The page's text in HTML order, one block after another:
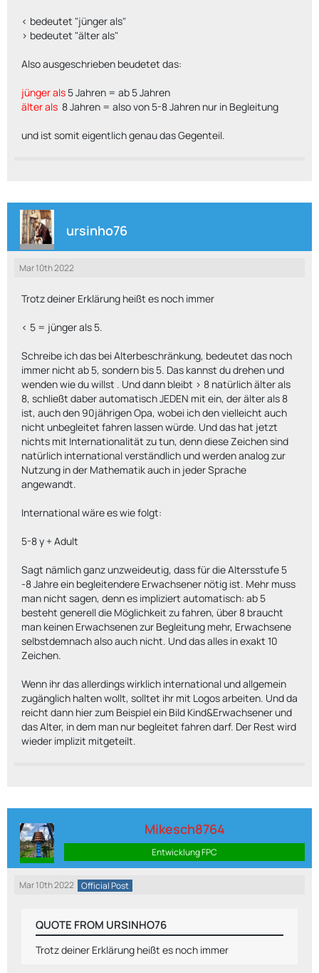
< bedeutet "jünger als"
> bedeutet "älter als"
Also ausgeschrieben beudetet das:
jünger als 5 Jahren = ab 5 Jahren
älter als 8 Jahren = also von 5-8 Jahren nur in Begleitung
und ist somit eigentlich genau das Gegenteil.
ursinho76
Mar 10th 2022
Trotz deiner Erklärung heißt es noch immer
< 5 = jünger als 5.
Schreibe ich das bei Alterbeschränkung, bedeutet das noch
immer nicht ab 5, sondern bis 5. Das kannst du drehen und
wenden wie du willst . Und dann bleibt > 8 natürlich älter als
8, schließt daber automatisch JEDEN mit ein, der älter als 8
ist, auch den 90jährigen Opa, wobei ich den vielleicht auch
nicht unbegleitet fahren lassen würde. Und das hat jetzt
nichts mit Internationalität zu tun, denn diese Zeichen sind
natürlich international verständlich und werden analog zur
Nutzung in der Mathematik auch in jeder Sprache
angewandt.
International wäre es wie folgt:
5-8 y + Adult
Sagt nämlich ganz unzweideutig, dass für die Altersstufe 5
-8 Jahre ein begleitendere Erwachsener nötig ist. Mehr muss
man nicht sagen, denn es impliziert automatisch: ab 5
besteht generell die Möglichkeit zu fahren, über 8 braucht
man keinen Erwachsenen zur Begleitung mehr, Erwachsene
selbstdemnach also auch nicht. Und das alles in exakt 10
Zeichen.
Wenn ihr das allerdings wirklich international und allgemein
zugänglich halten wollt, solltet ihr mit Logos arbeiten. Und da
reicht dann hier zum Beispiel ein Bild Kind&Erwachsener und
das Alter, in dem man nur begleitet fahren darf. Der Rest wird
wieder implizit mitgeteilt.
Mikesch8764
Entwicklung FPC
Mar 10th 2022 Official Post
QUOTE FROM URSINHO76
Trotz deiner Erklärung heißt es noch immer